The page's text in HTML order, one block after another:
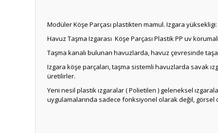
Modüler Köşe Parçası plastikten mamul. Izgara yüksekligi:
Havuz Taşma Izgarası Köşe Parçası Plastik PP uv
Taşma kanalı bulunan havuzlarda, havuz çevresinde
Izgara köşe parçaları, taşma sistemli havuzlarda savak
üretilirler.
Yeni nesil plastik ızgaralar ( Polietilen ) geleneksel
uygulamalarında sadece fonksiyonel olarak değil, görsel